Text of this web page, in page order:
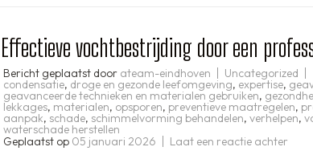
Effectieve vochtbestrijding door een
Bericht geplaatst door ateam-eindhoven Uncategorized
condensatie, droge en gezonde leefomgeving, expertise,
geavanceerde technieken en materialen gebruiken,
lekkages, materialen, opsporen, preventieve maatregelen,
aanpak, schade, schimmelvorming behandelen, verhelpen,
waterschade herstellen
Geplaatst op 05 januari 2026 Laat een reactie achter